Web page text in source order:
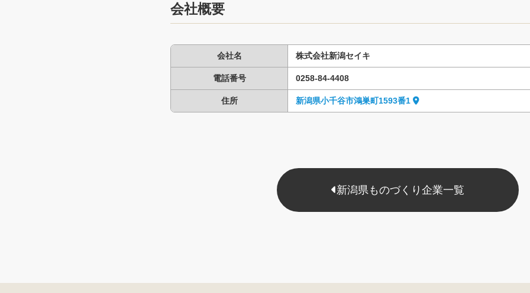
会社概要
会社名 株式会社新潟セイキ
電話番号 0258-84-4408
住所 新潟県小千谷市鴻巣町1593番1
新潟県ものづくり企業一覧